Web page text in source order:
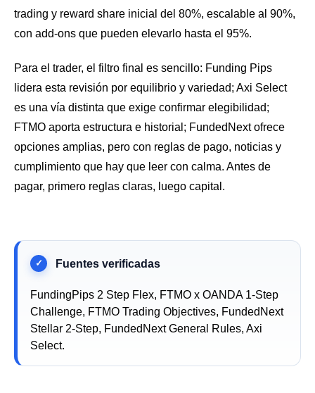
trading y reward share inicial del 80%, escalable al 90%,
con add-ons que pueden elevarlo hasta el 95%.
Para el trader, el filtro final es sencillo: Funding Pips
lidera esta revisión por equilibrio y variedad; Axi Select
es una vía distinta que exige confirmar elegibilidad;
FTMO aporta estructura e historial; FundedNext ofrece
opciones amplias, pero con reglas de pago, noticias y
cumplimiento que hay que leer con calma. Antes de
pagar, primero reglas claras, luego capital.
FundingPips 2 Step Flex, FTMO x OANDA 1-Step
Challenge, FTMO Trading Objectives, FundedNext
Stellar 2-Step, FundedNext General Rules, Axi
Select.